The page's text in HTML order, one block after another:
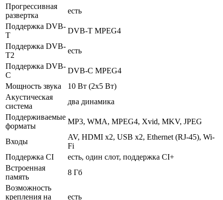
Прогрессивная
развертка
есть
Поддержка DVB-
T
DVB-T MPEG4
Поддержка DVB-
T2
есть
Поддержка DVB-
C
DVB-C MPEG4
Мощность звука
10 Вт (2x5 Вт)
Акустическая
система
два динамика
Поддерживаемые
форматы
MP3, WMA, MPEG4, Xvid, MKV, JPEG
Входы
AV, HDMI x2, USB x2, Ethernet (RJ-45), Wi-
Fi
Поддержка CI
есть, один слот, поддержка CI+
Встроенная
память
8 Гб
Возможность
крепления на
есть